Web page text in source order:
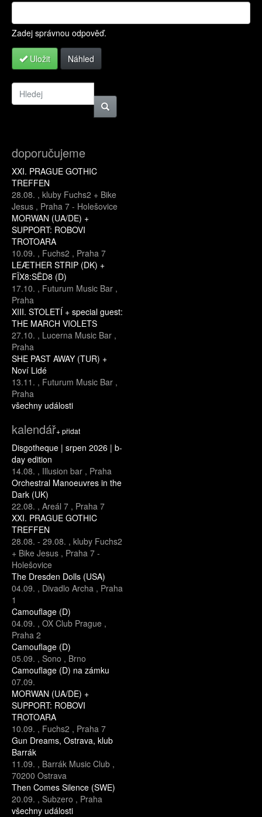
Zadej správnou odpověď.
Uložit Náhled
doporučujeme
XXI. PRAGUE GOTHIC
TREFFEN
28.08. , kluby Fuchs2 + Bike
Jesus , Praha 7 - Holešovice
MORWAN (UA/DE) +
SUPPORT: ROBOVI
TROTOARA
10.09. , Fuchs2 , Praha 7
LEÆTHER STRIP (DK) +
FÏX8:SËD8 (D)
17.10. , Futurum Music Bar ,
Praha
XIII. STOLETÍ + special guest:
THE MARCH VIOLETS
27.10. , Lucerna Music Bar ,
Praha
SHE PAST AWAY (TUR) +
Noví Lidé
13.11. , Futurum Music Bar ,
Praha
všechny události
kalendář+ přidat
Disgotheque | srpen 2026 | b-
day edition
14.08. , Illusion bar , Praha
Orchestral Manoeuvres in the
Dark (UK)
22.08. , Areál 7 , Praha 7
XXI. PRAGUE GOTHIC
TREFFEN
28.08. - 29.08. , kluby Fuchs2
+ Bike Jesus , Praha 7 -
Holešovice
The Dresden Dolls (USA)
04.09. , Divadlo Archa , Praha
1
Camouflage (D)
04.09. , OX Club Prague ,
Praha 2
Camouflage (D)
05.09. , Sono , Brno
Camouflage (D) na zámku
07.09.
MORWAN (UA/DE) +
SUPPORT: ROBOVI
TROTOARA
10.09. , Fuchs2 , Praha 7
Gun Dreams, Ostrava, klub
Barrák
11.09. , Barrák Music Club ,
70200 Ostrava
Then Comes Silence (SWE)
20.09. , Subzero , Praha
všechny události